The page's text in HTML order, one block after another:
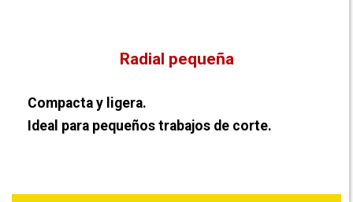
Radial pequeña
Compacta y ligera.
Ideal para pequeños trabajos de corte.